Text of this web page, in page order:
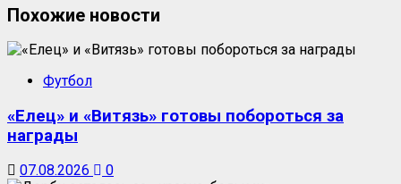
Похожие новости
Футбол
«Елец» и «Витязь» готовы побороться за
награды
07.08.2026 0